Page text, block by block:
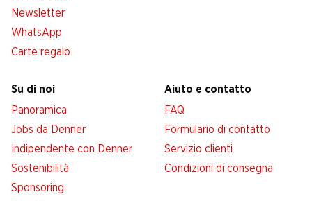
Newsletter
WhatsApp
Carte regalo
Su di noi
Panoramica
Jobs da Denner
Indipendente con Denner
Sostenibilità
Sponsoring
Aiuto e contatto
FAQ
Formulario di contatto
Servizio clienti
Condizioni di consegna